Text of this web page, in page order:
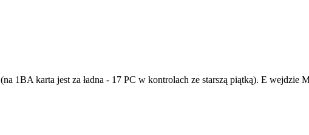
(na 1BA karta jest za ładna - 17 PC w kontrolach ze starszą piątką). E wejdzie